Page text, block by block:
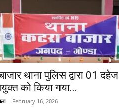
थाना पुलिस द्वारा 01 दहेज
को किया गया...
- February 16, 2026